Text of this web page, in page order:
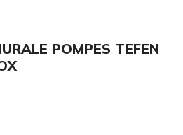
POMPES TEFEN